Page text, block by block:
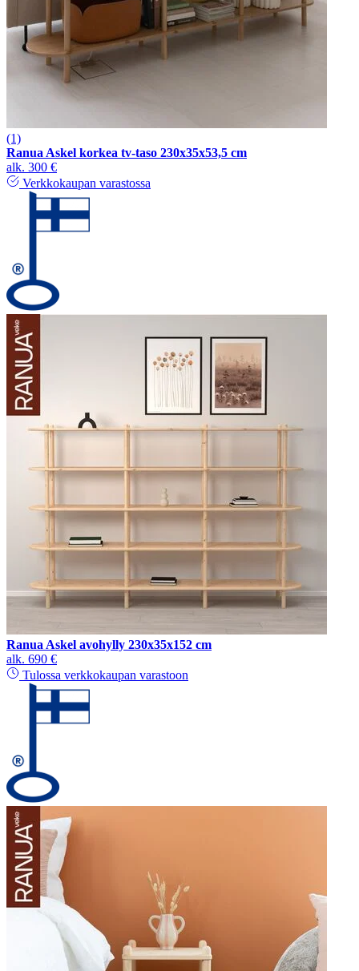
(1)
Ranua Askel korkea tv-taso 230x35x53,5 cm
alk. 300 €
Verkkokaupan varastossa
Ranua Askel avohylly 230x35x152 cm
alk. 690 €
Tulossa verkkokaupan varastoon